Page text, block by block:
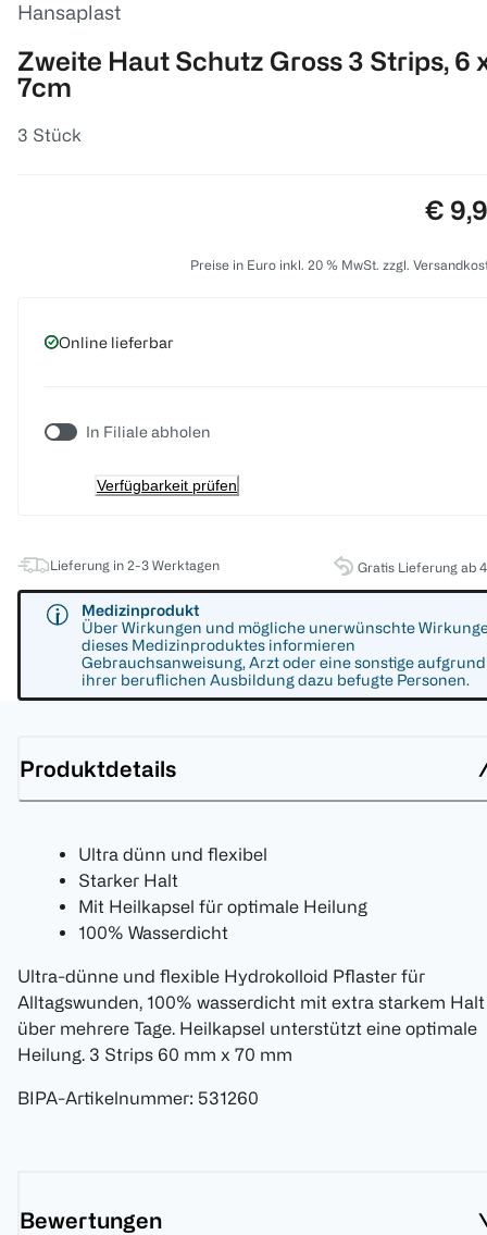
Hansaplast
Zweite Haut Schutz Gross 3 Strips, 6
7cm
3 Stück
€
Preise in Euro inkl. 20 % MwSt. zzgl.
Online lieferbar
In Filiale abholen
Verfügbarkeit prüfen
Lieferung in 2-3 Werktagen Gratis Lieferung ab
Medizinprodukt
Über Wirkungen und mögliche unerwünschte
dieses Medizinproduktes informieren
Gebrauchsanweisung, Arzt oder eine sonstige aufgrund
ihrer beruflichen Ausbildung dazu befugte Personen.
Produktdetails
Ultra dünn und flexibel
Starker Halt
Mit Heilkapsel für optimale Heilung
100% Wasserdicht
Ultra-dünne und flexible Hydrokolloid Pflaster für
Alltagswunden, 100% wasserdicht mit extra starkem Halt
über mehrere Tage. Heilkapsel unterstützt eine optimale
Heilung. 3 Strips 60 mm x 70 mm
BIPA-Artikelnummer: 531260
Bewertungen